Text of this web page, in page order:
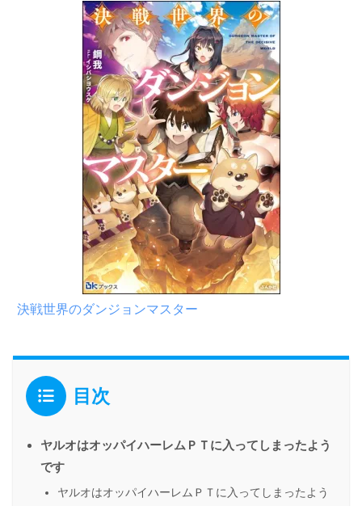
決戦世界のダンジョンマスター
目次
ヤルオはオッパイハーレムＰＴに入ってしまったよう
です
ヤルオはオッパイハーレムＰＴに入ってしまったよう